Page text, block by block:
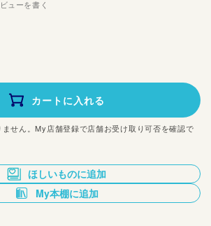
ューを書く
カートに入れる
せん。My店舗登録で店舗お受け取り可否を確認で
ほしいものに追加
My本棚に追加